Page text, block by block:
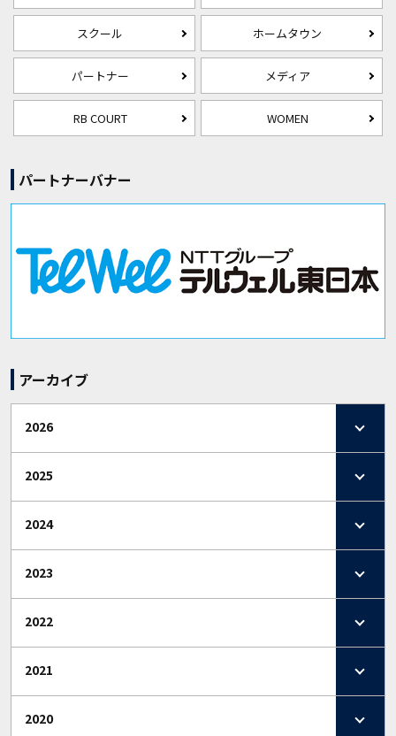
スクール ホームタウン
パートナー メディア
RB COURT WOMEN
パートナーバナー
アーカイブ
2026
2025
2024
2023
2022
2021
2020